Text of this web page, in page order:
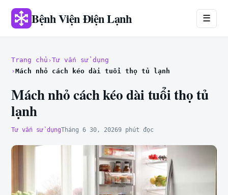
Bệnh Viện Điện Lạnh ☰
Trang chủ Tư vấn sử dụng
Mách nhỏ cách kéo dài tuổi thọ tủ lạnh
Mách nhỏ cách kéo dài tuổi thọ tủ
lạnh
Tư vấn sử dụngTháng 6 30, 20269 phút đọc